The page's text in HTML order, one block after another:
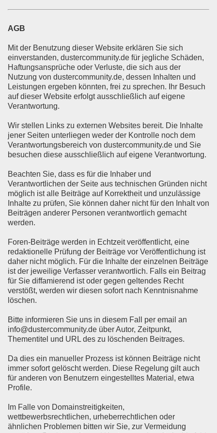
AGB
Mit der Benutzung dieser Website erklären Sie sich
einverstanden, dustercommunity.de für jegliche Schäden,
Haftungsansprüche oder Verluste, die sich aus der
Nutzung von dustercommunity.de, dessen Inhalten und
Leistungen ergeben könnten, frei zu sprechen. Ihr Besuch
auf dieser Website erfolgt ausschließlich auf eigene
Verantwortung.
Wir stellen Links zu externen Websites bereit. Die Inhalte
jener Seiten unterliegen weder der Kontrolle noch dem
Verantwortungsbereich von dustercommunity.de und Sie
besuchen diese ausschließlich auf eigene Verantwortung.
Beachten Sie, dass es für die Inhaber und
Verantwortlichen der Seite aus technischen Gründen nicht
möglich ist alle Beiträge auf Korrektheit und unzulässige
Inhalte zu prüfen, Sie können daher nicht für den Inhalt von
Beiträgen anderer Personen verantwortlich gemacht
werden.
Foren-Beiträge werden in Echtzeit veröffentlicht, eine
redaktionelle Prüfung der Beiträge vor Veröffentlichung ist
daher nicht möglich. Für die Inhalte der einzelnen Beiträge
ist der jeweilige Verfasser verantwortlich. Falls ein Beitrag
für Sie diffamierend ist oder gegen geltendes Recht
verstößt, werden wir diesen sofort nach Kenntnisnahme
löschen.
Bitte informieren Sie uns in diesem Fall per email an
info@dustercommunity.de über Autor, Zeitpunkt,
Thementitel und URL des zu löschenden Beitrages.
Da dies ein manueller Prozess ist können Beiträge nicht
immer sofort gelöscht werden. Diese Regelung gilt auch
für anderen von Benutzern eingestelltes Material, etwa
Profile.
Im Falle von Domainstreitigkeiten,
wettbewerbsrechtlichen, urheberrechtlichen oder
ähnlichen Problemen bitten wir Sie, zur Vermeidung